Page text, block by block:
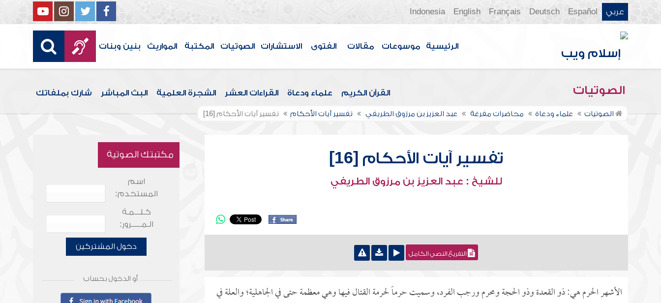
عربي Español
Deutsch
Français
English
Indonesia
الرئيسية موسوعات مقالات الفتوى الاستشارات الصوتيات المكتبة المواريث بنين وبنات
الصوتيات القرآن الكريم علماء ودعاة القراءات العشر الشجرة العلمية البث المباشر شارك بملفاتك
الصوتيات علماء ودعاة محاضرات مفرغة عبد العزيز بن مرزوق الطريفي تفسير آيات الأحكام تفسير آيات الأحكام [16]
تفسير آيات الأحكام [16]
للشيخ : عبد العزيز بن مرزوق الطريفي
التفريغ النصي الكامل
الأشهر الحرم هي: ذو القعدة وذو الحجة ومحرم ورجب الفرد، وسميت حرماً لحرمة القتال فيها وهي معظمة حتى في الجاهلية؛ والعلة في
مكتبتك الصوتية
اسم
المستخدم:
كـلـــمـة
الـمـــــرور:
دخول المشتركين
أو الدخول بحساب